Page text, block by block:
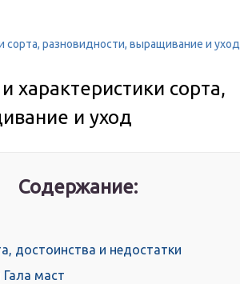
сорта, разновидности, выращивание и уход
характеристики сорта,
и уход
Содержание:
достоинства и недостатки
маст